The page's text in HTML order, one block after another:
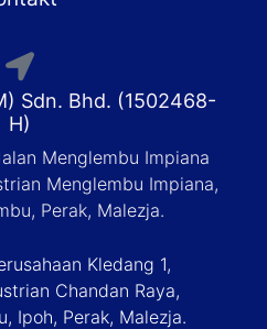
Sdn. Bhd. (1502468-
H)
Menglembu Impiana
Menglembu Impiana,
Perak, Malezja.
Kledang 1,
Chandan Raya,
Ipoh, Perak, Malezja.